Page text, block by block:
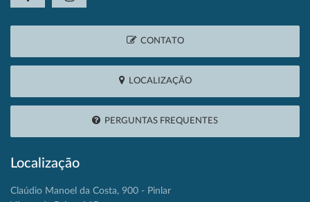
CONTATO
LOCALIZAÇÃO
PERGUNTAS FREQUENTES
Localização
Claúdio Manoel da Costa, 900 - Pinlar